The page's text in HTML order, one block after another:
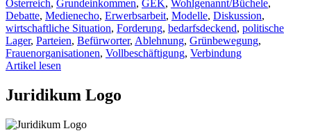
Österreich, Grundeinkommen, GEK, Wohlgenannt/Büchele,
Debatte, Medienecho, Erwerbsarbeit, Modelle, Diskussion,
wirtschaftliche Situation, Forderung, bedarfsdeckend, politische
Lager, Parteien, Befürworter, Ablehnung, Grünbewegung,
Frauenorganisationen, Vollbeschäftigung, Verbindung
Artikel lesen
Juridikum Logo